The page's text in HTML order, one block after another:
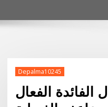
Depalma10245
الفعال